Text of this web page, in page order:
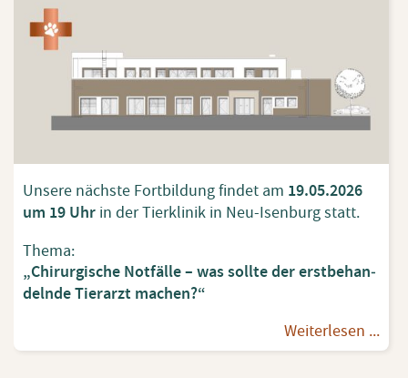
Un­se­re nächs­te Fort­bil­dung fin­det am 19.05.2026
um 19 Uhr in der Tier­kli­nik in Neu-Isen­burg statt.
Thema:
„Chir­ur­gi­sche Not­fäl­le – was soll­te der erst­be­han­
deln­de Tier­arzt ma­chen?“
Wei­ter­le­sen ...